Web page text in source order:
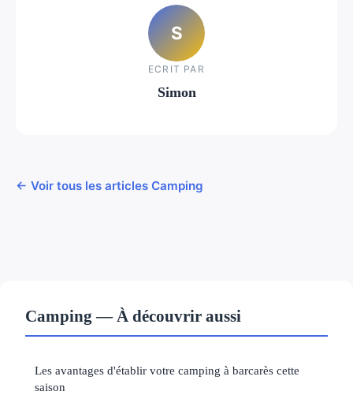
S
ECRIT PAR
Simon
← Voir tous les articles Camping
Camping — À découvrir aussi
Les avantages d'établir votre camping à barcarès cette
saison